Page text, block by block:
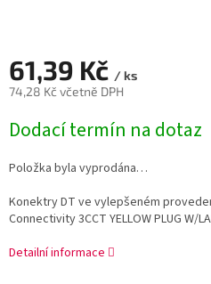
61,39 Kč / ks
74,28 Kč včetně DPH
cena:
Dodací termín na dotaz
Položka byla vyprodána…
Konektry DT ve vylepšeném
Connectivity 3CCT YELLOW PLUG W/
Detailní informace